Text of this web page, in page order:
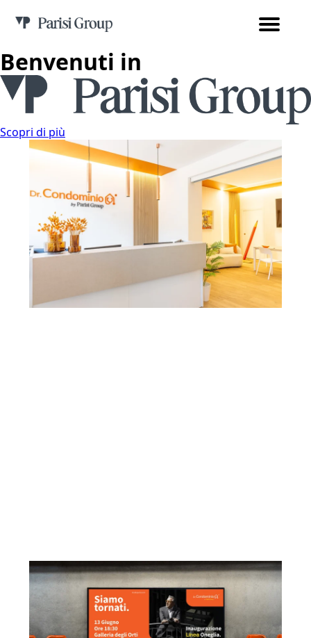
Benvenuti in
Scopri di più